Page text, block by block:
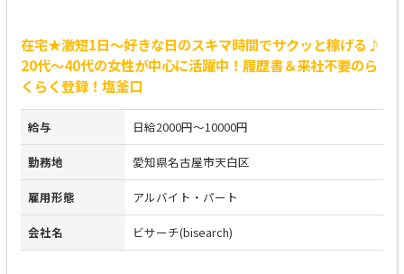
在宅★激短1日～好きな日のスキマ時間でサクッと稼げる♪
20代～40代の女性が中心に活躍中！履歴書＆来社不要のら
くらく登録！塩釜口
給与 日給2000円～10000円
勤務地 愛知県名古屋市天白区
雇用形態 アルバイト・パート
会社名 ビサーチ(bisearch)